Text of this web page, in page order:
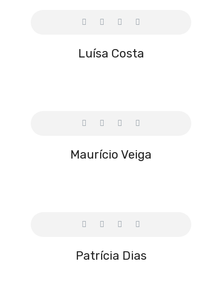
Luísa Costa
Maurício Veiga
Patrícia Dias